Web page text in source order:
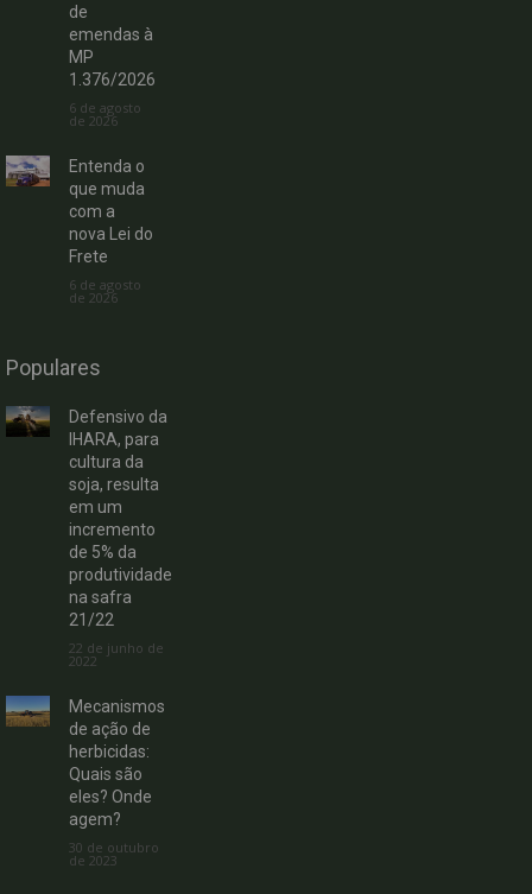
de
emendas à
MP
1.376/2026
6 de agosto
de 2026
Entenda o
que muda
com a
nova Lei do
Frete
6 de agosto
de 2026
Populares
Defensivo da
IHARA, para
cultura da
soja, resulta
em um
incremento
de 5% da
produtividade
na safra
21/22
22 de junho de
2022
Mecanismos
de ação de
herbicidas:
Quais são
eles? Onde
agem?
30 de outubro
de 2023